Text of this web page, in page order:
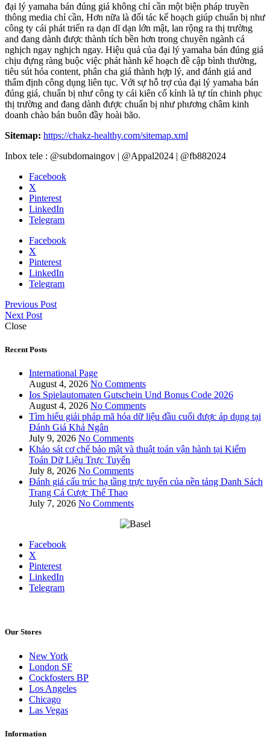
đại lý yamaha bán đúng giá không chỉ cần một biện pháp truyền
thông media chỉ cần, Hơn nữa là đối tác kế hoạch giúp chuẩn bị như
công ty cái phát triển ra dạn dĩ dạn lớn mật, lan rộng ra thị trường
and đang dành được thành tích bền hơn trong chuyên ngành cá
nghịch ngay nghịch ngay. Hiệu quả của đại lý yamaha bán đúng giá
chịu đựng ràng buộc việc phát hành kế hoạch đề cập bình thường,
tiêu sút hóa content, phân cha giá thành hợp lý, and đánh giá and
thẩm định công dụng liên tục. Với sự hỗ trợ của đại lý yamaha bán
đúng giá, chuẩn bị như công ty cái kiên cố kỉnh là tự tín chinh phục
thị trường and đang dành được chuẩn bị như phương châm kinh
doanh chào bán buôn đầy hoài bão.
Sitemap: https://chakz-healthy.com/sitemap.xml
Inbox tele : @subdomaingov | @Appal2024 | @fb882024
Facebook
X
Pinterest
LinkedIn
Telegram
Facebook
X
Pinterest
LinkedIn
Telegram
Previous Post
Next Post
Close
Recent Posts
International Page
August 4, 2026 No Comments
Ios Spielautomaten Gutschein Und Bonus Code 2026
August 4, 2026 No Comments
Tìm hiểu giải pháp mã hóa dữ liệu đầu cuối được áp dụng tại
Đánh Giá Khả Ngân
July 9, 2026 No Comments
Khảo sát cơ chế bảo mật và thuật toán vận hành tại Kiểm
Toán Dữ Liệu Trực Tuyến
July 8, 2026 No Comments
Đánh giá cấu trúc hạ tầng trực tuyến của nền tảng Danh Sách
Trang Cá Cược Thể Thao
July 7, 2026 No Comments
Facebook
X
Pinterest
LinkedIn
Telegram
Our Stores
New York
London SF
Cockfosters BP
Los Angeles
Chicago
Las Vegas
Information